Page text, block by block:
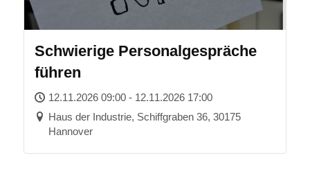
Schwierige Personalgespräche
führen
12.11.2026 09:00 - 12.11.2026 17:00
Haus der Industrie, Schiffgraben 36, 30175
Hannover